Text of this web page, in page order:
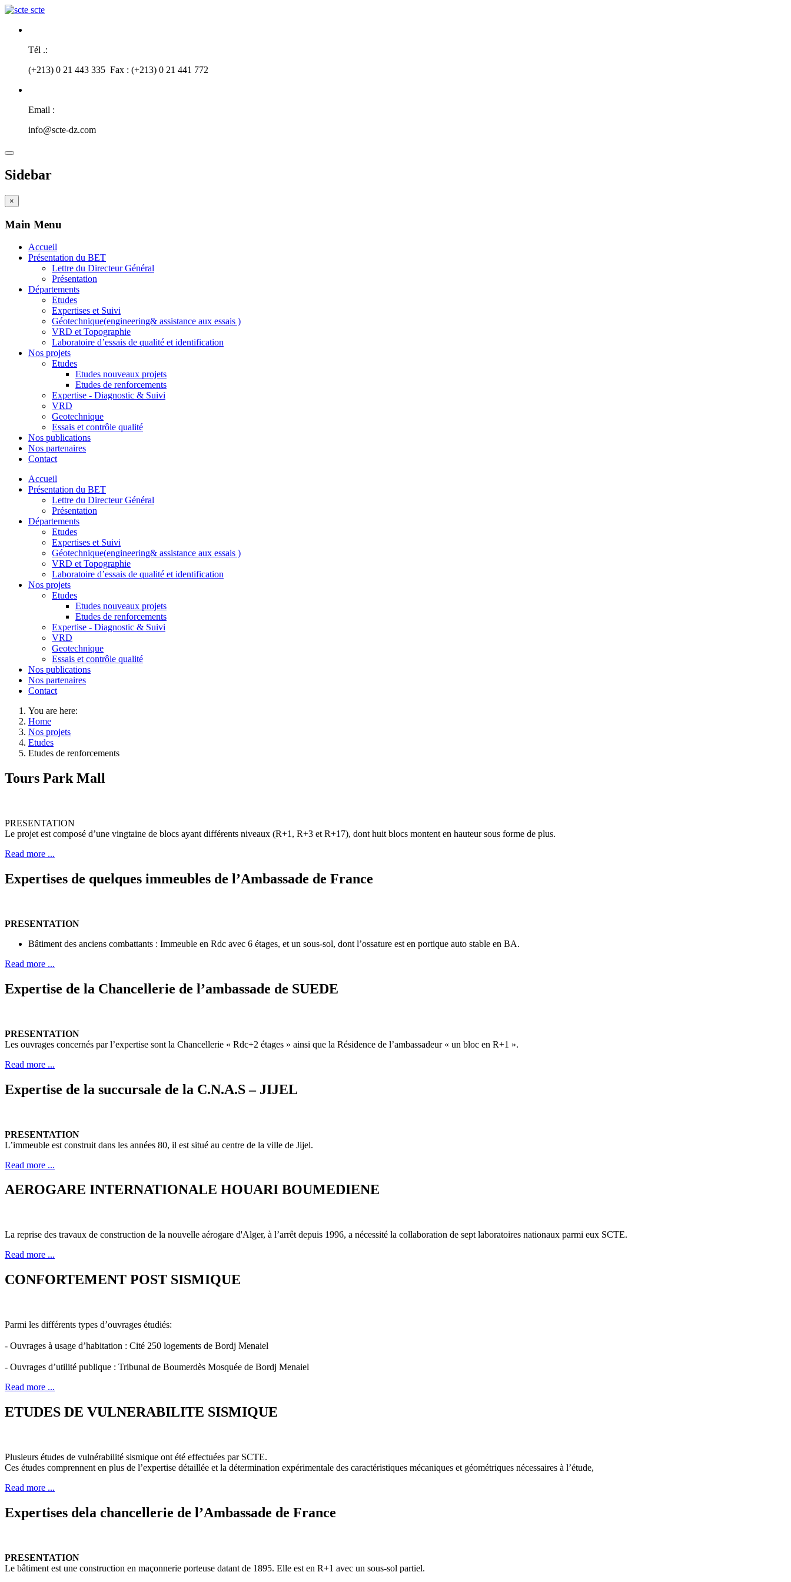
scte
Tél .:
(+213) 0 21 443 335 Fax : (+213) 0 21 441 772
Email :
info@scte-dz.com
Sidebar
×
Main Menu
Accueil
Présentation du BET
Lettre du Directeur Général
Présentation
Départements
Etudes
Expertises et Suivi
Géotechnique(engineering& assistance aux essais )
VRD et Topographie
Laboratoire d’essais de qualité et identification
Nos projets
Etudes
Etudes nouveaux projets
Etudes de renforcements
Expertise - Diagnostic & Suivi
VRD
Geotechnique
Essais et contrôle qualité
Nos publications
Nos partenaires
Contact
Accueil
Présentation du BET
Lettre du Directeur Général
Présentation
Départements
Etudes
Expertises et Suivi
Géotechnique(engineering& assistance aux essais )
VRD et Topographie
Laboratoire d’essais de qualité et identification
Nos projets
Etudes
Etudes nouveaux projets
Etudes de renforcements
Expertise - Diagnostic & Suivi
VRD
Geotechnique
Essais et contrôle qualité
Nos publications
Nos partenaires
Contact
You are here:
Home
Nos projets
Etudes
Etudes de renforcements
Tours Park Mall
PRESENTATION
Le projet est composé d’une vingtaine de blocs ayant différents niveaux (R+1, R+3 et R+17), dont huit blocs montent en hauteur sous forme de plus.
Read more ...
Expertises de quelques immeubles de l’Ambassade de France
PRESENTATION
Bâtiment des anciens combattants : Immeuble en Rdc avec 6 étages, et un sous-sol, dont l’ossature est en portique auto stable en BA.
Read more ...
Expertise de la Chancellerie de l’ambassade de SUEDE
PRESENTATION
Les ouvrages concernés par l’expertise sont la Chancellerie « Rdc+2 étages » ainsi que la Résidence de l’ambassadeur « un bloc en R+1 ».
Read more ...
Expertise de la succursale de la C.N.A.S – JIJEL
PRESENTATION
L’immeuble est construit dans les années 80, il est situé au centre de la ville de Jijel.
Read more ...
AEROGARE INTERNATIONALE HOUARI BOUMEDIENE
La reprise des travaux de construction de la nouvelle aérogare d'Alger, à l’arrêt depuis 1996, a nécessité la collaboration de sept laboratoires nationaux parmi eux SCTE.
Read more ...
CONFORTEMENT POST SISMIQUE
Parmi les différents types d’ouvrages étudiés:
- Ouvrages à usage d’habitation : Cité 250 logements de Bordj Menaiel
- Ouvrages d’utilité publique : Tribunal de Boumerdès Mosquée de Bordj Menaiel
Read more ...
ETUDES DE VULNERABILITE SISMIQUE
Plusieurs études de vulnérabilité sismique ont été effectuées par SCTE.
Ces études comprennent en plus de l’expertise détaillée et la détermination expérimentale des caractéristiques mécaniques et géométriques nécessaires à l’étude,
Read more ...
Expertises dela chancellerie de l’Ambassade de France
PRESENTATION
Le bâtiment est une construction en maçonnerie porteuse datant de 1895. Elle est en R+1 avec un sous-sol partiel.